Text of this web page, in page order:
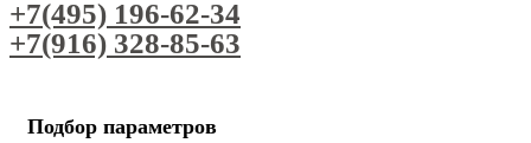
+7(495) 196-62-34
+7(916) 328-85-63
Подбор параметров